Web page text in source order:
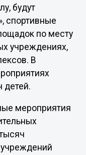
будут
спортивные
по месту
учреждениях,
В
детей.
мероприятия